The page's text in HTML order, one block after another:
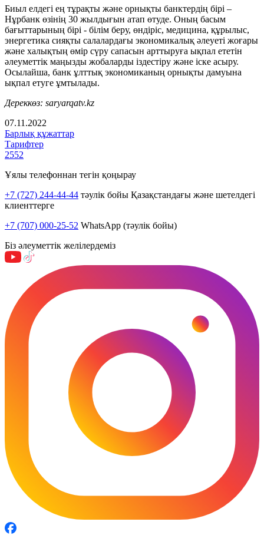
Биыл елдегі ең тұрақты және орнықты банктердің бірі –
Нұрбанк өзінің 30 жылдығын атап өтуде. Оның басым
бағыттарының бірі - білім беру, өндіріс, медицина, құрылыс,
энергетика сияқты салалардағы экономикалық әлеуеті жоғары
және халықтың өмір сүру сапасын арттыруға ықпал ететін
әлеуметтік маңызды жобаларды іздестіру және іске асыру.
Осылайша, банк ұлттық экономиканың орнықты дамуына
ықпал етуге ұмтылады.
Дереккөз: saryarqatv.kz
07.11.2022
Барлық құжаттар
Тарифтер
2552
Ұялы телефоннан тегін қоңырау
+7 (727) 244-44-44 тәулік бойы Қазақстандағы және шетелдегі
клиенттерге
+7 (707) 000-25-52 WhatsApp (тәулік бойы)
Біз әлеуметтік желілердеміз